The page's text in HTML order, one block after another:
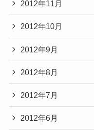
2012年11月
2012年10月
2012年9月
2012年8月
2012年7月
2012年6月